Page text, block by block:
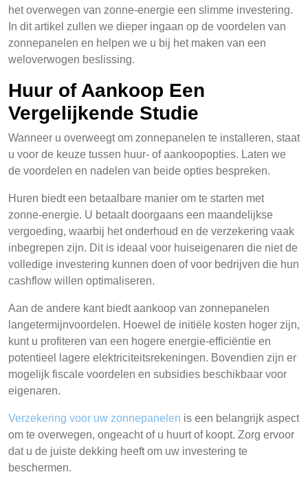
het overwegen van zonne-energie een slimme investering.
In dit artikel zullen we dieper ingaan op de voordelen van
zonnepanelen en helpen we u bij het maken van een
weloverwogen beslissing.
Huur of Aankoop Een
Vergelijkende Studie
Wanneer u overweegt om zonnepanelen te installeren, staat
u voor de keuze tussen huur- of aankoopopties. Laten we
de voordelen en nadelen van beide opties bespreken.
Huren biedt een betaalbare manier om te starten met
zonne-energie. U betaalt doorgaans een maandelijkse
vergoeding, waarbij het onderhoud en de verzekering vaak
inbegrepen zijn. Dit is ideaal voor huiseigenaren die niet de
volledige investering kunnen doen of voor bedrijven die hun
cashflow willen optimaliseren.
Aan de andere kant biedt aankoop van zonnepanelen
langetermijnvoordelen. Hoewel de initiële kosten hoger zijn,
kunt u profiteren van een hogere energie-efficiëntie en
potentieel lagere elektriciteitsrekeningen. Bovendien zijn er
mogelijk fiscale voordelen en subsidies beschikbaar voor
eigenaren.
Verzekering voor uw zonnepanelen is een belangrijk aspect
om te overwegen, ongeacht of u huurt of koopt. Zorg ervoor
dat u de juiste dekking heeft om uw investering te
beschermen.